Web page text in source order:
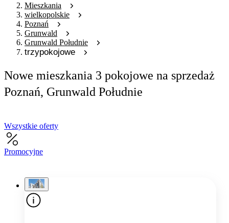
Mieszkania
wielkopolskie
Poznań
Grunwald
Grunwald Południe
trzypokojowe
Nowe mieszkania 3 pokojowe na sprzedaż
Poznań, Grunwald Południe
Wszystkie oferty
Promocyjne